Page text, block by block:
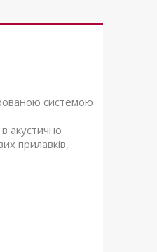
системою
акустично
прилавків,